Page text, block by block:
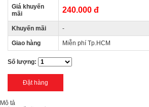
Giá khuyến
mãi
240.000 đ
Khuyến mãi -
Giao hàng Miễn phí Tp.HCM
Số lượng:
Mô tả